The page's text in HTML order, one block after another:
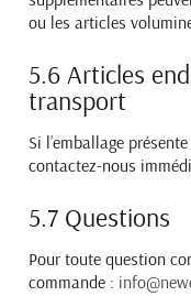
ou les articles
5.6 Articles
transport
Si l’emballage
contactez-nous
5.7 Questions
Pour toute question
commande :